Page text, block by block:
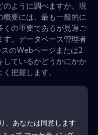
ように調べますか。現
要には、最も一般的に
くの重要であるが見過ご
す。データベース管理者
のWebページまたは2
しているかどうかにかか
把握します。
、あなたは同意します